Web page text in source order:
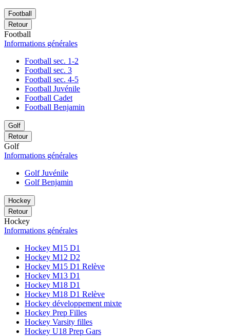
Football
Retour
Football
Informations générales
Football sec. 1-2
Football sec. 3
Football sec. 4-5
Football Juvénile
Football Cadet
Football Benjamin
Golf
Retour
Golf
Informations générales
Golf Juvénile
Golf Benjamin
Hockey
Retour
Hockey
Informations générales
Hockey M15 D1
Hockey M12 D2
Hockey M15 D1 Relève
Hockey M13 D1
Hockey M18 D1
Hockey M18 D1 Relève
Hockey développement mixte
Hockey Prep Filles
Hockey Varsity filles
Hockey U18 Prep Gars